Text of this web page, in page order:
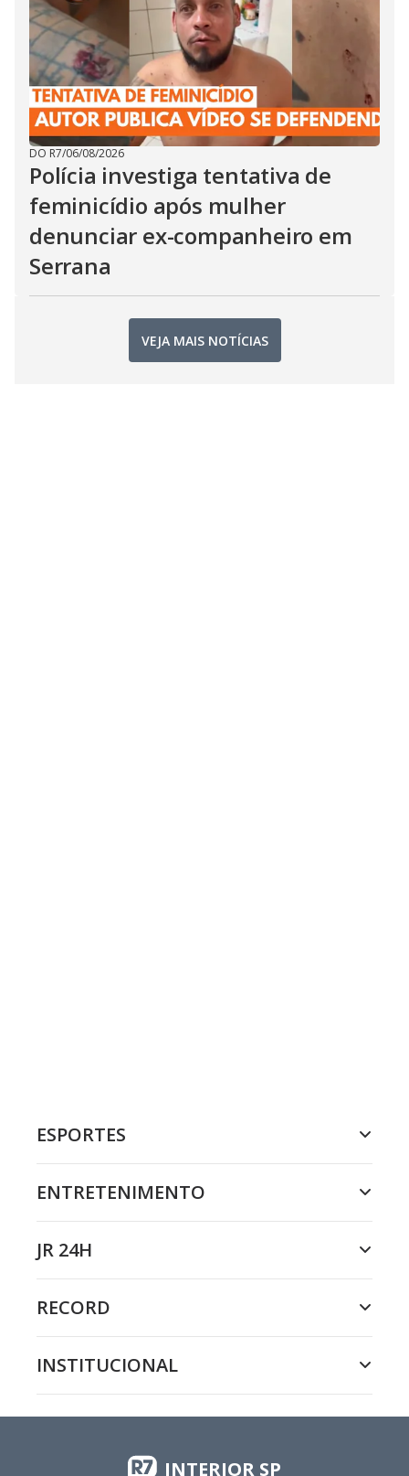
DO R7/06/08/2026
Polícia investiga tentativa de
feminicídio após mulher
denunciar ex-companheiro em
Serrana
VEJA MAIS NOTÍCIAS
ESPORTES
ENTRETENIMENTO
JR 24H
RECORD
INSTITUCIONAL
INTERIOR SP